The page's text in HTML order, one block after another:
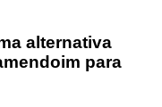
alternativa
para